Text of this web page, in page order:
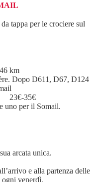
tappa per le crociere sul
km
Dopo D611, D67, D124
23€-35€
uno per il Somail.
arcata unica.
e alla partenza delle
venerdì.